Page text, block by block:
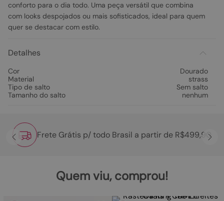
conforto para o dia todo. Uma peça versátil que combina
com looks despojados ou mais sofisticados, ideal para quem
quer se destacar com estilo.
Detalhes
Cor
Dourado
Material
strass
Tipo de salto
Sem salto
Tamanho do salto
nenhum
Frete Grátis p/ todo Brasil a partir de R$499,90
Quem viu, comprou!